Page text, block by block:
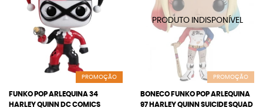
PROMOÇÃO
FUNKO POP ARLEQUINA 34
HARLEY QUINN DC COMICS
PROMOÇÃO
BONECO FUNKO POP ARLEQUINA
97 HARLEY QUINN SUICIDE SQUAD